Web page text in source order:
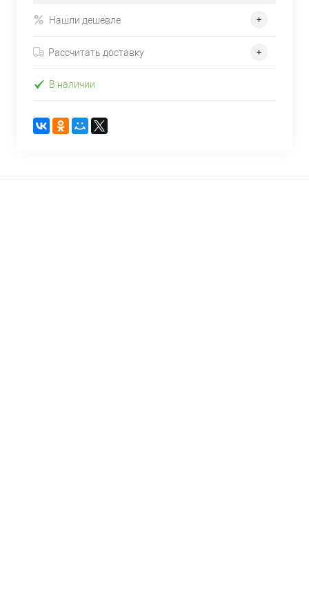
Нашли дешевле
Рассчитать доставку
В наличии